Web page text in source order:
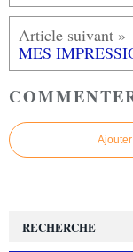
MES
RECHERCHE